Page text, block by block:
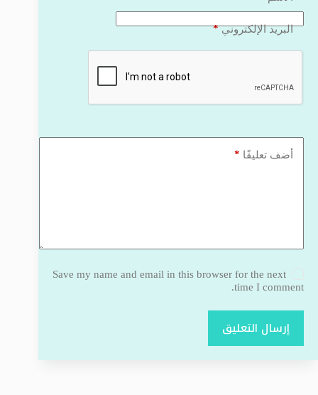
البريد الإلكتروني*
أضف تعليقًا *
Save my name and email in this browser for the next
time I comment.
إرسال التعليق